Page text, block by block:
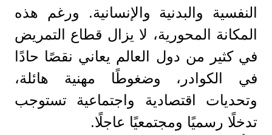
النفسية والبدنية والإنسانية. ورغم هذه
المكانة المحورية، لا يزال قطاع التمريض
في كثير من دول العالم يعاني نقصًا حادًا
في الكوادر، وضغوطًا مهنية هائلة،
وتحديات اقتصادية واجتماعية تستوجب
تدخلًا رسميًا ومجتمعيًا عاجلًا.